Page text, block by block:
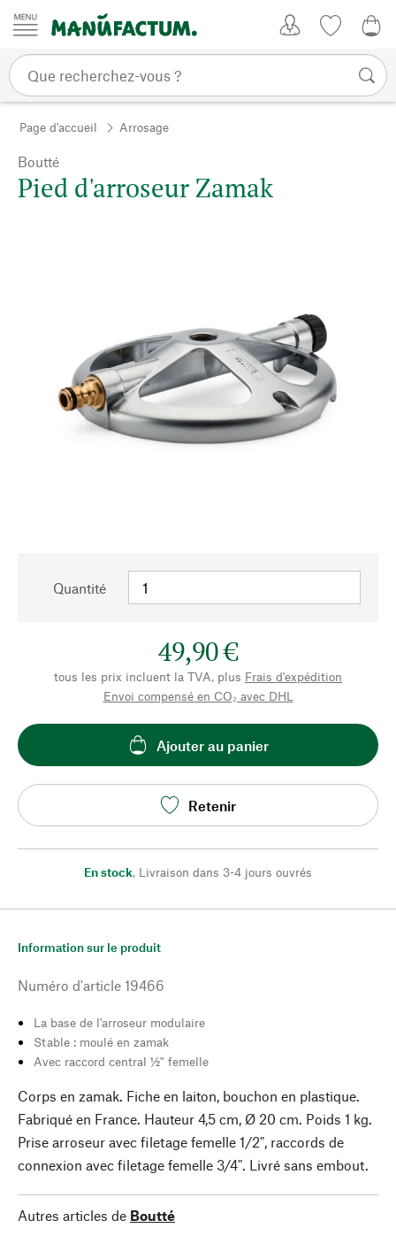
Passer au contenu
Page d'accueil Arrosage
Boutté
Pied d'arroseur Zamak
Quantité
49,90 €
tous les prix incluent la TVA, plus Frais d'expédition
Envoi compensé en CO₂ avec DHL
Ajouter au panier
Retenir
En stock, Livraison dans 3-4 jours ouvrés
Information sur le produit
Numéro d'article 19466
La base de l'arroseur modulaire
Stable : moulé en zamak
Avec raccord central ½" femelle
Corps en zamak. Fiche en laiton, bouchon en plastique.
Fabriqué en France. Hauteur 4,5 cm, Ø 20 cm. Poids 1 kg.
Prise arroseur avec filetage femelle 1/2", raccords de
connexion avec filetage femelle 3/4". Livré sans embout.
Autres articles de Boutté